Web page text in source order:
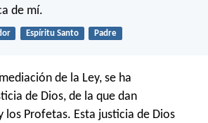
de mí.
Espíritu Santo Padre
de la Ley, se ha
de Dios, de la que dan
los Profetas. Esta justicia de Dios